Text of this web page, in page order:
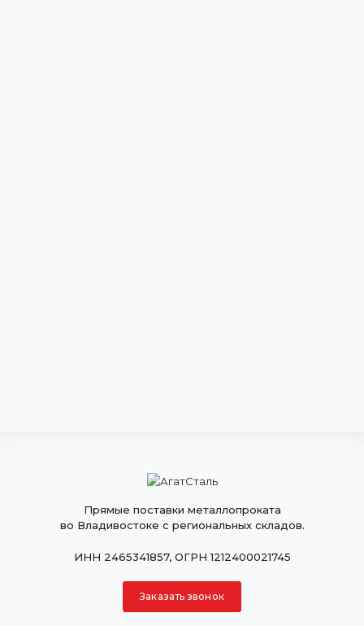
Прямые поставки металлопроката
во Владивостоке с региональных складов.
ИНН 2465341857, ОГРН 1212400021745
Заказать звонок